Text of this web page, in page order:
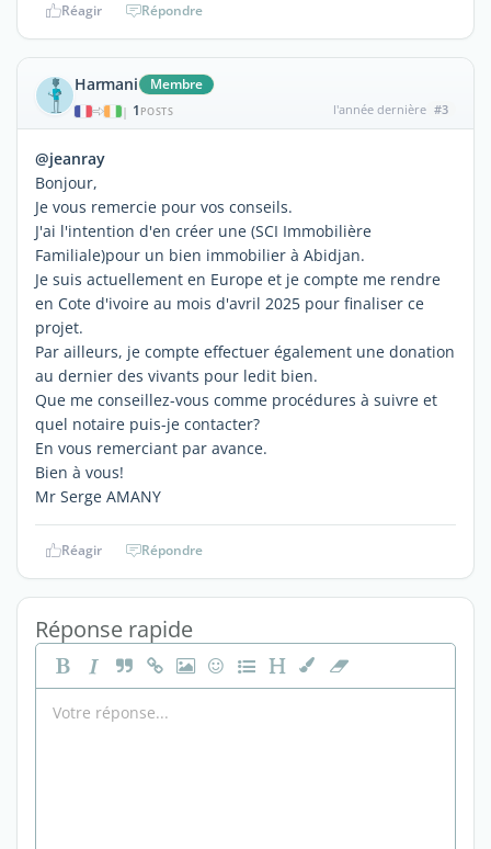
Réagir Répondre
Harmani Membre
| 1 POSTS l'année dernière #3
@jeanray
Bonjour,
Je vous remercie pour vos conseils.
J'ai l'intention d'en créer une (SCI Immobilière
Familiale)pour un bien immobilier à Abidjan.
Je suis actuellement en Europe et je compte me rendre
en Cote d'ivoire au mois d'avril 2025 pour finaliser ce
projet.
Par ailleurs, je compte effectuer également une donation
au dernier des vivants pour ledit bien.
Que me conseillez-vous comme procédures à suivre et
quel notaire puis-je contacter?
En vous remerciant par avance.
Bien à vous!
Mr Serge AMANY
Réagir Répondre
Réponse rapide